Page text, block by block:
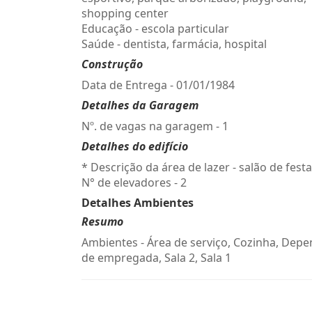
shopping center
Educação - escola particular
Saúde - dentista, farmácia, hospital
Construção
Data de Entrega - 01/01/1984
Detalhes da Garagem
Nº. de vagas na garagem - 1
Detalhes do edifício
* Descrição da área de lazer - salão de
N° de elevadores - 2
Detalhes Ambientes
Resumo
Ambientes - Área de serviço, Cozinha,
de empregada, Sala 2, Sala 1